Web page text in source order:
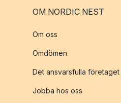
OM NORDIC NEST
Om oss
Omdömen
Det ansvarsfulla företaget
Jobba hos oss